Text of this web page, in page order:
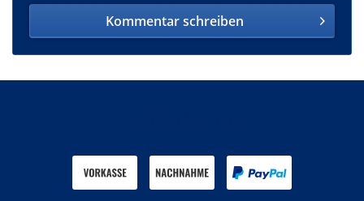
Kommentar schreiben